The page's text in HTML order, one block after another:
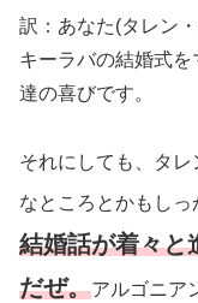
訳：あなた(タレン
キーラバの結婚式
達の喜びです。
それにしても、タ
なところとかもしっ
結婚話が着々と
だぜ。アルゴニア